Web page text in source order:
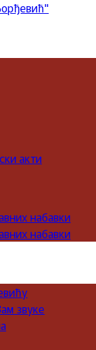
акти
набавки
набавки
звуке